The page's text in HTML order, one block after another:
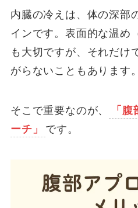
内臓の冷えは、体の深部
インです。表面的な温め
も大切ですが、それだけ
がらないこともあります。
そこで重要なのが、
「
ーチ」
です。